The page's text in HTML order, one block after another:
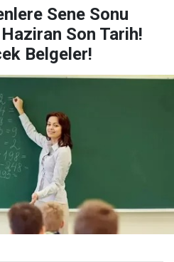
Sene Sonu
Son Tarih!
Belgeler!